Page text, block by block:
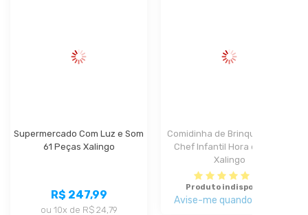
Supermercado Com Luz e Som
61 Peças Xalingo
R$ 247,99
ou 10x de R$ 24,79
Comidinha de Brinquedo Mini
Chef Infantil Hora do Bolo
Xalingo
Produto indisponível
Avise-me quando chegar